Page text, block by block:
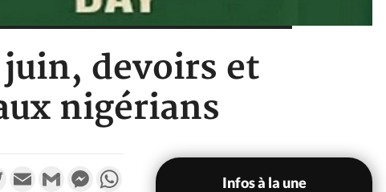
juin, devoirs et
nigérians
TwitterEmail Gmail MessengerWhatsApp
Infos à la une